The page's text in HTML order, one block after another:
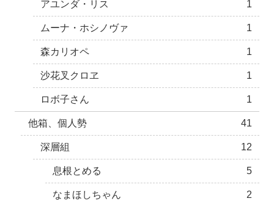
アユンダ・リス 1
ムーナ・ホシノヴァ 1
森カリオペ 1
沙花叉クロヱ 1
ロボ子さん 1
他箱、個人勢 41
深層組 12
息根とめる 5
なまほしちゃん 2